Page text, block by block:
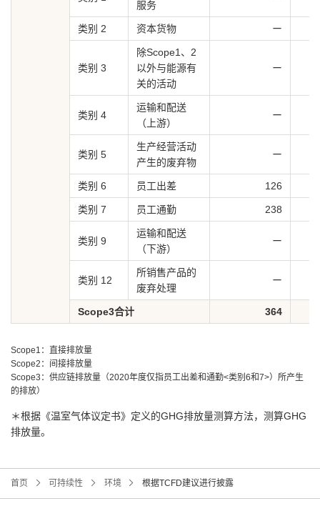
服务
类别 2 资本货物 ー
类别 3
除Scope1、2
以外与能源有
关的活动
ー
类别 4
运输和配送
（上游）
ー
类别 5
生产经营活动
产生的废弃物
ー
类别 6 员工出差 126
类别 7 员工通勤 238
类别 9
运输和配送
（下游）
ー
类别 12
所销售产品的
废弃处理
ー
Scope3合计 364
Scope1：直接排放量
Scope2：间接排放量
Scope3：供应链排放量（2020年度仅指员工出差和通勤<类别6和7>）所产生
的排放）
＊根据《温室气体议定书》定义的GHG排放量测算方法，测算GHG
排放量。
首页 可持续性 环境 根据TCFD建议进行披露